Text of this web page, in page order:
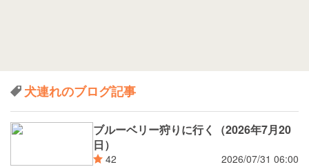
犬連れのブログ記事
ブルーベリー狩りに行く（2026年7月20
日）
42 2026/07/31 06:00